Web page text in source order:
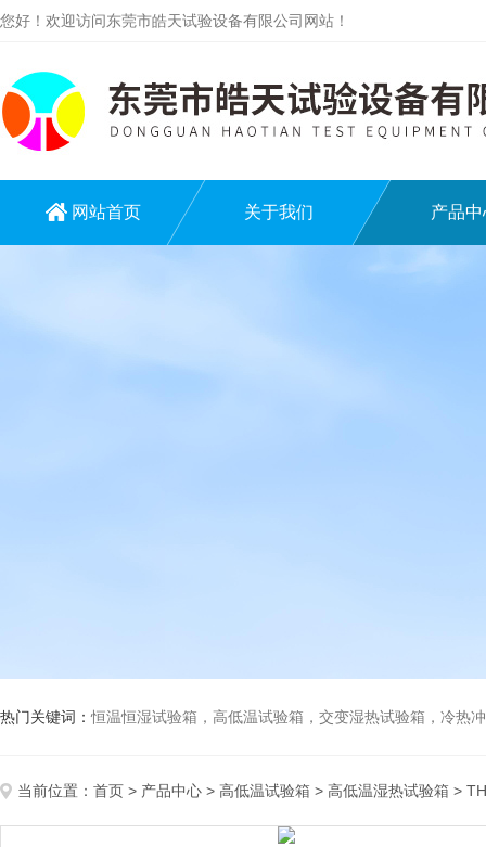
您好！欢迎访问东莞市皓天试验设备有限公司网站！
网站首页 关于我们 产品中
热门关键词：恒温恒湿试验箱，高低温试验箱，交变湿热试验箱，冷热冲击试验
当前位置： 首页 > 产品中心 > 高低温试验箱 > 高低温湿热试验箱 >